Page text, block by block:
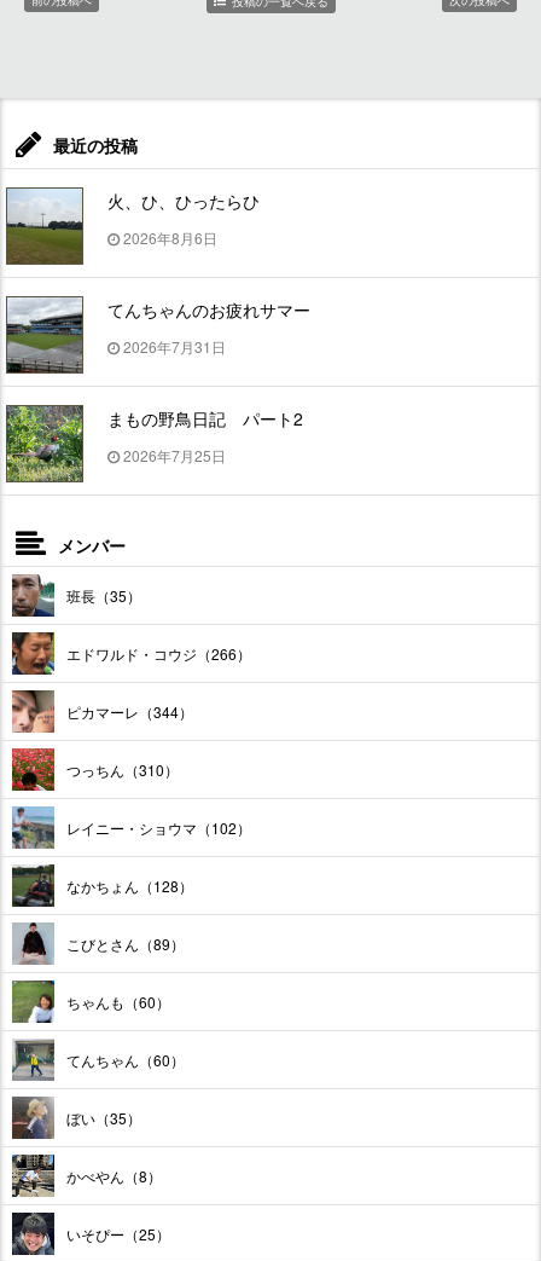
最近の投稿
火、ひ、ひったらひ
2026年8月6日
てんちゃんのお疲れサマー
2026年7月31日
まもの野鳥日記 パート2
2026年7月25日
メンバー
班長（35）
エドワルド・コウジ（266）
ピカマーレ（344）
つっちん（310）
レイニー・ショウマ（102）
なかちょん（128）
こびとさん（89）
ちゃんも（60）
てんちゃん（60）
ぼい（35）
かべやん（8）
いそぴー（25）